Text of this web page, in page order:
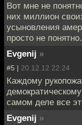
Вот мне не
них миллион
усыновления
просто не понятно.
Evgenij »
#5 | 20.12.12 22:24
Каждому
самом деле все
Evgenij »